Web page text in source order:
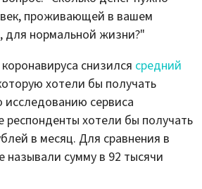
проживающей в вашем
для нормальной жизни?"
снизился средний
хотели бы получать
исследованию сервиса
респонденты хотели бы получать
в месяц. Для сравнения в
называли сумму в 92 тысячи